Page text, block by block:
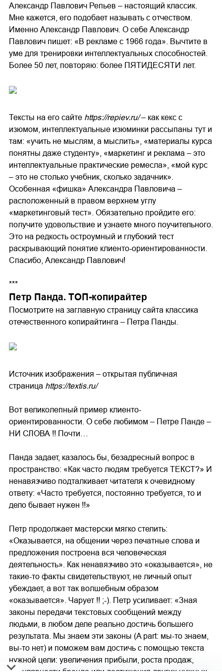
Александр Павлович Репьев – настоящий классик.
Мне кажется, его подобает называть с отчеством.
Именно Александр Павлович. О себе Александр
Павлович пишет: «В рекламе с 1966 года». Вычтите в
уме для тренировки интеллектуальных способностей.
Более 50 лет, повторяю: более ПЯТИДЕСЯТИ лет.
Тексты на его сайте https://repiev.ru/– как кекс с
изюмом, интеллектуальные изюминки рассыпаны тут и
там: «учить не мыслям, а мыслить», «материалы курса
понятны даже студенту», «маркетинг и реклама – это
интеллектуальные практические ремесла», «мой курс
– это не столько учебник, сколько задачник».
Особенная «фишка» Александра Павловича –
расположенный в правом верхнем углу
«маркетинговый тест». Обязательно пройдите его:
получите удовольствие и узнаете много поучительного.
Это на редкость остроумный и глубокий тест
раскрывающий понятие клиенто-ориентированности.
Спасибо, Александр Павлович!
***
Петр Панда. ТОП-копирайтер
Посмотрите на заглавную страницу сайта классика
отечественного копирайтинга – Петра Панды.
Источник изображения – открытая публичная
страница https://textis.ru/
Вот великолепный пример клиенто-
ориентированности. О себе любимом – Петре Панде –
НИ СЛОВА !! Почти…
Панда задает, казалось бы, безадресный вопрос в
пространство: «Как часто людям требуется ТЕКСТ?» И
ненавязчиво подталкивает читателя к очевидному
ответу: «Часто требуется, постоянно требуется, то и
дело бывает нужен !!»
Петр продолжает мастерски мягко стелить:
«Оказывается, на общении через печатные слова и
предложения построена вся человеческая
деятельность». Как ненавязчиво это «оказывается», не
такие-то факты свидетельствуют, не личный опыт
убеждает, а вот так волшебным образом
«оказывается». Чарует !! ;-). Петр усиливает: «Зная
законы передачи текстовых сообщений между
людьми, в любом деле реально достичь большего
результата. Мы знаем эти законы (A part: мы-то знаем,
вы-то нет) и поможем вам достичь с помощью текста
нужной цели: увеличения прибыли, роста продаж,